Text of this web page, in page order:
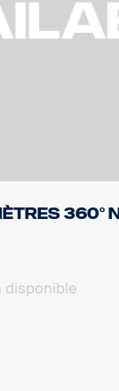
360°
disponible